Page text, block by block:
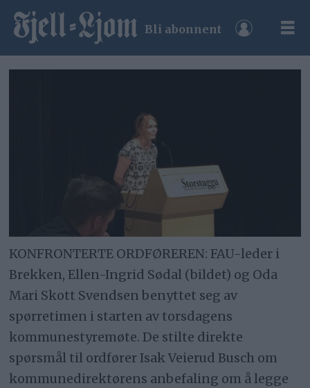
Bli abonnent
KONFRONTERTE ORDFØREREN: FAU-leder i
Brekken, Ellen-Ingrid Sødal (bildet) og Oda
Mari Skott Svendsen benyttet seg av
spørretimen i starten av torsdagens
kommunestyremøte. De stilte direkte
spørsmål til ordfører Isak Veierud Busch om
kommunedirektørens anbefaling om å legge